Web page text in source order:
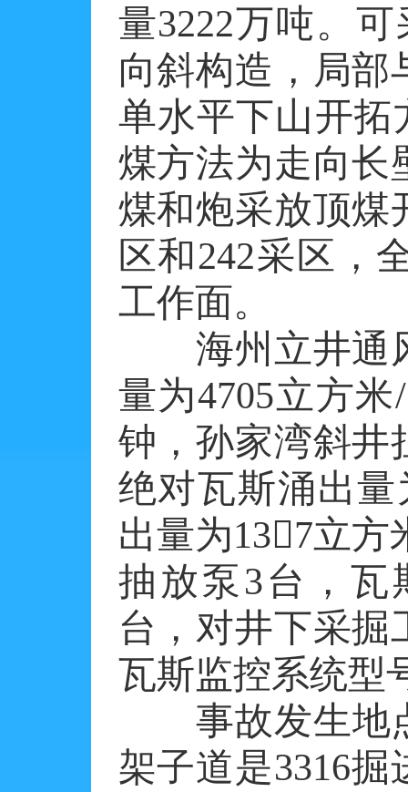
量3222万吨。
向斜构造，局部
单水平下山开拓
煤方法为走向长
煤和炮采放顶煤
区和242采区，
工作面。
海州立井通风
量为4705立方
钟，孙家湾斜井
绝对瓦斯涌出量
出量为137立
抽放泵3台，瓦
台，对井下采掘
瓦斯监控系统型
事故发生地点
架子道是3316